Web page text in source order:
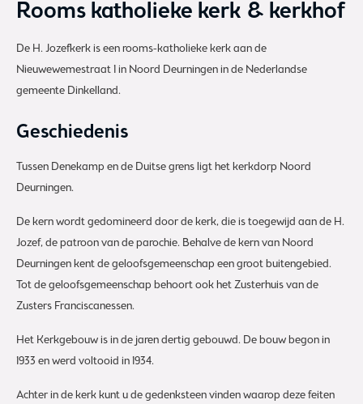
Rooms katholieke kerk & kerkhof
De H. Jozefkerk is een rooms-katholieke kerk aan de
Nieuwewemestraat 1 in Noord Deurningen in de Nederlandse
gemeente Dinkelland.
Geschiedenis
Tussen Denekamp en de Duitse grens ligt het kerkdorp Noord
Deurningen.
De kern wordt gedomineerd door de kerk, die is toegewijd aan de H.
Jozef, de patroon van de parochie. Behalve de kern van Noord
Deurningen kent de geloofsgemeenschap een groot buitengebied.
Tot de geloofsgemeenschap behoort ook het Zusterhuis van de
Zusters Franciscanessen.
Het Kerkgebouw is in de jaren dertig gebouwd. De bouw begon in
1933 en werd voltooid in 1934.
Achter in de kerk kunt u de gedenksteen vinden waarop deze feiten